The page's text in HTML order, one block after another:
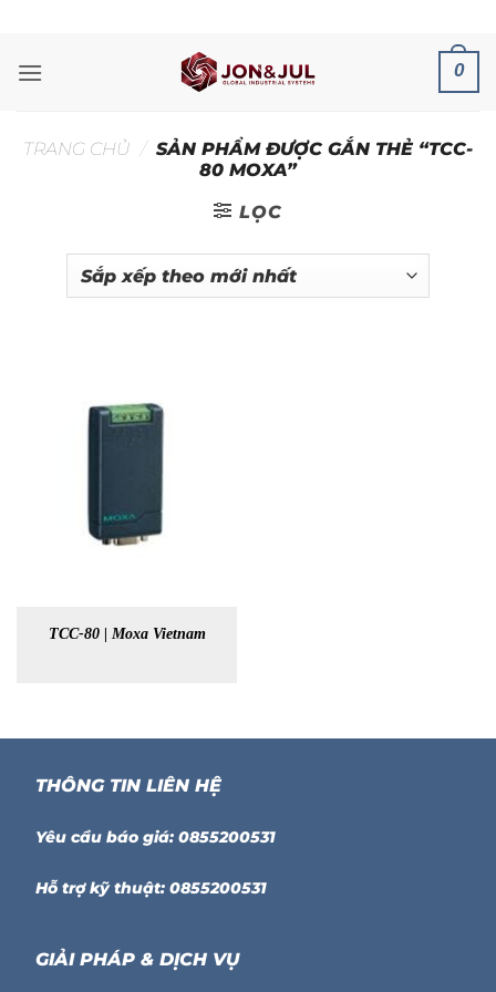
nội
0
TRANG CHỦ / SẢN PHẨM ĐƯỢC GẮN THẺ “TCC-
80 MOXA”
LỌC
TCC-80 | Moxa Vietnam
THÔNG TIN LIÊN HỆ
Yêu cầu báo giá: 0855200531
Hỗ trợ kỹ thuật: 0855200531
GIẢI PHÁP & DỊCH VỤ